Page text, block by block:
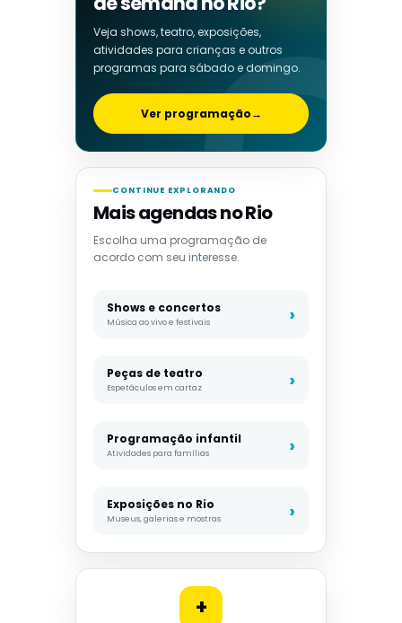
Veja shows, teatro, exposições,
atividades para crianças e outros
programas para sábado e domingo.
Ver programação→
CONTINUE EXPLORANDO
Mais agendas no Rio
Escolha uma programação de
acordo com seu interesse.
Shows e concertos
Música ao vivo e festivais
Peças de teatro
Espetáculos em cartaz
Programação infantil
Atividades para famílias
Exposições no Rio
Museus, galerias e mostras
+